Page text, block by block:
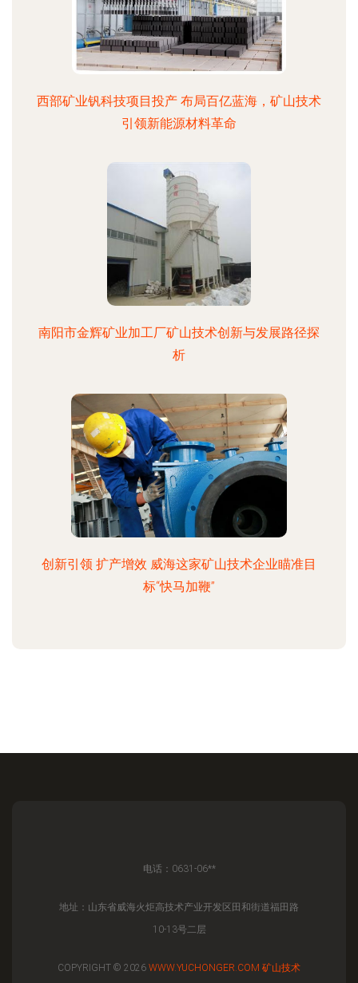
西部矿业钒科技项目投产 布局百亿蓝海，矿山技术
引领新能源材料革命
南阳市金辉矿业加工厂矿山技术创新与发展路径探
析
创新引领 扩产增效 威海这家矿山技术企业瞄准目
标“快马加鞭”
电话：0631-06**
地址：山东省威海火炬高技术产业开发区田和街道福田路
10-13号二层
COPYRIGHT © 2026 WWW.YUCHONGER.COM 矿山技术